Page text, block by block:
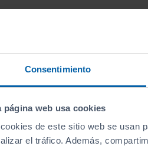
Consentimiento
página web usa cookies
de este sitio web se usan
el tráfico. Además,
SERIE